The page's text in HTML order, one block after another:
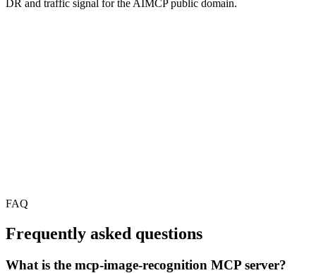
DR and traffic signal for the AIMCP public domain.
FAQ
Frequently asked questions
What is the mcp-image-recognition MCP server?